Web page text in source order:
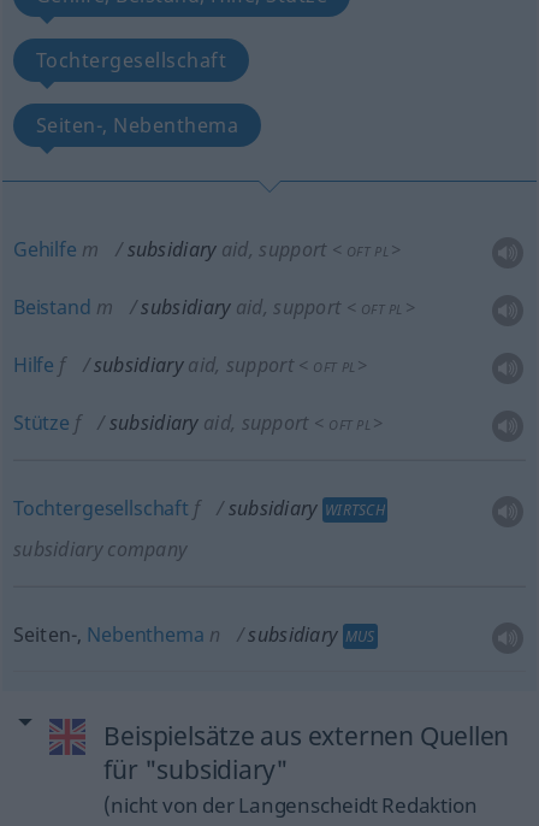
Tochtergesellschaft
Seiten-, Nebenthema
Gehilfe m subsidiary aid, support < OFT PL >
Beistand m subsidiary aid, support < OFTPL >
Hilfe f subsidiary aid, support < OFT PL >
Stütze f subsidiary aid, support < OFT PL >
Tochtergesellschaft f subsidiary WIRTSCH
subsidiary company
Seiten-, Nebenthema n subsidiary MUS
Beispielsätze aus externen Quellen
für "subsidiary"
(nicht von der Langenscheidt Redaktion